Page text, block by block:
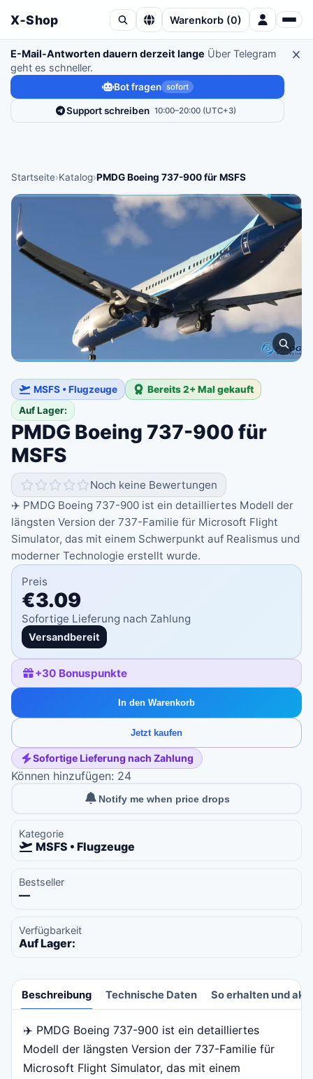
X‑Shop Warenkorb (0)
E-Mail-Antworten dauern derzeit lange Über Telegram
geht es schneller.
Bot fragen sofort
Support schreiben 10:00–20:00 (UTC+3)
Startseite›Katalog›PMDG Boeing 737-900 für MSFS
MSFS • Flugzeuge
Bereits 2+ Mal gekauft
Auf Lager:
PMDG Boeing 737-900 für
MSFS
Noch keine Bewertungen
✈️ PMDG Boeing 737-900 ist ein detailliertes Modell der
längsten Version der 737-Familie für Microsoft Flight
Simulator, das mit einem Schwerpunkt auf Realismus und
moderner Technologie erstellt wurde.
Preis
€3.09
Sofortige Lieferung nach Zahlung
Versandbereit
+30 Bonuspunkte
In den Warenkorb
Jetzt kaufen
Sofortige Lieferung nach Zahlung
Können hinzufügen: 24
Notify me when price drops
Kategorie
MSFS • Flugzeuge
Bestseller
—
Verfügbarkeit
Auf Lager:
Beschreibung Technische Daten So erhalten und
Beschreibung
✈️ PMDG Boeing 737-900 ist ein detailliertes
Modell der längsten Version der 737-Familie für
Microsoft Flight Simulator, das mit einem